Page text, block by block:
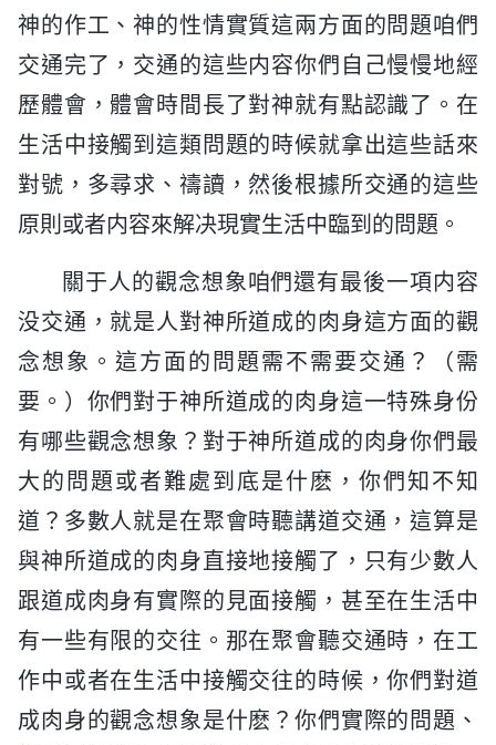
神的作工、神的性情實質這兩方面的問題咱們
交通完了，交通的這些内容你們自己慢慢地經
歷體會，體會時間長了對神就有點認識了。在
生活中接觸到這類問題的時候就拿出這些話來
對號，多尋求、禱讀，然後根據所交通的這些
原則或者内容來解决現實生活中臨到的問題。
關于人的觀念想象咱們還有最後一項内容
没交通，就是人對神所道成的肉身這方面的觀
念想象。這方面的問題需不需要交通？（需
要。）你們對于神所道成的肉身這一特殊身份
有哪些觀念想象？對于神所道成的肉身你們最
大的問題或者難處到底是什麽，你們知不知
道？多數人就是在聚會時聽講道交通，這算是
與神所道成的肉身直接地接觸了，只有少數人
跟道成肉身有實際的見面接觸，甚至在生活中
有一些有限的交往。那在聚會聽交通時，在工
作中或者在生活中接觸交往的時候，你們對道
成肉身的觀念想象是什麽？你們實際的問題、